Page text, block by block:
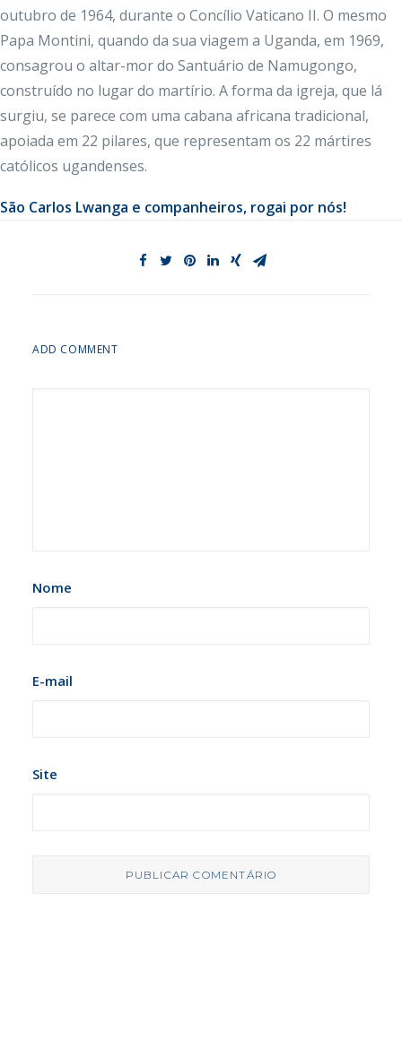
outubro de 1964, durante o Concílio Vaticano II. O mesmo
Papa Montini, quando da sua viagem a Uganda, em 1969,
consagrou o altar-mor do Santuário de Namugongo,
construído no lugar do martírio. A forma da igreja, que lá
surgiu, se parece com uma cabana africana tradicional,
apoiada em 22 pilares, que representam os 22 mártires
católicos ugandenses.
São Carlos Lwanga e companheiros, rogai por nós!
ADD COMMENT
Nome
E-mail
Site